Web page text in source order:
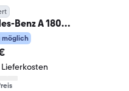
Benz A 180
möglich